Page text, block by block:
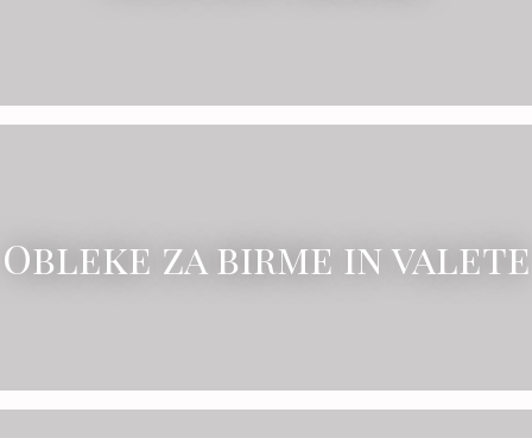
Obleke za birme in valete